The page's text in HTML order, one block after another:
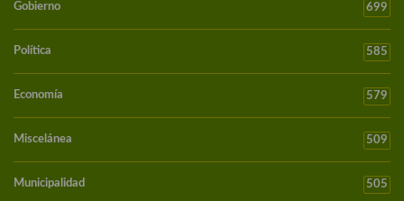
Gobierno 699
Política 585
Economía 579
Miscelánea 509
Municipalidad 505